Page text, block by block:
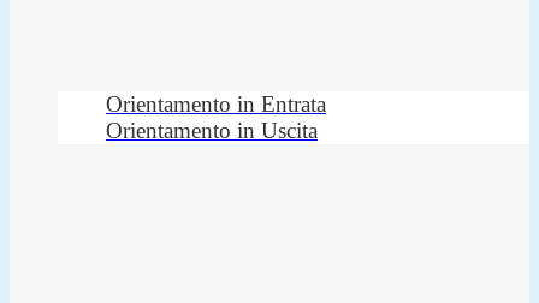
Orientamento in Entrata
Orientamento in Uscita